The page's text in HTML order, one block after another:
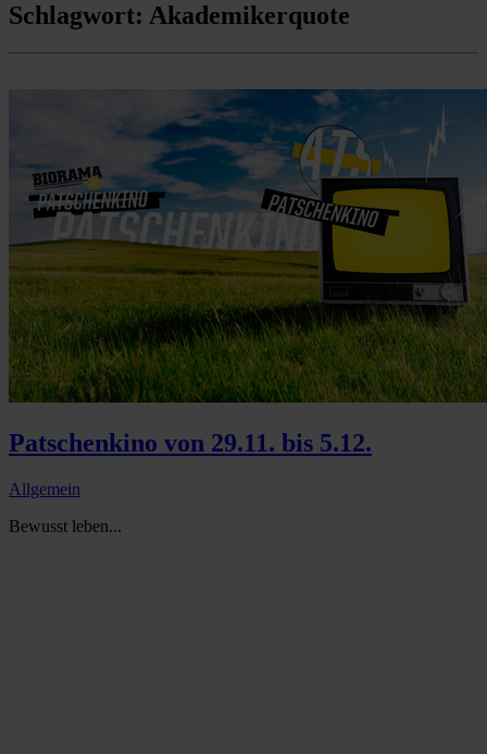
Schlagwort: Akademikerquote
Patschenkino von 29.11. bis 5.12.
Allgemein
Bewusst leben...